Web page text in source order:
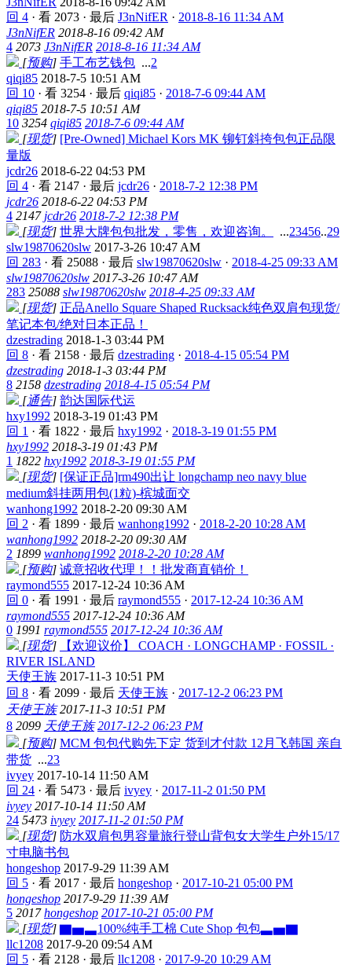
回 4 · 看 2073 · 最后 J3nNifER · 2018-8-16 11:34 AM
J3nNifER 2018-8-16 09:42 AM
4 2073 J3nNifER 2018-8-16 11:34 AM
[预购] 手工布艺钱包 ...2
qiqi85 2018-7-5 10:51 AM
回 10 · 看 3254 · 最后 qiqi85 · 2018-7-6 09:44 AM
qiqi85 2018-7-5 10:51 AM
10 3254 qiqi85 2018-7-6 09:44 AM
[现货] [Pre-Owned] Michael Kors MK 铆钉斜挎包包正品限
量版
jcdr26 2018-6-22 04:53 PM
回 4 · 看 2147 · 最后 jcdr26 · 2018-7-2 12:38 PM
jcdr26 2018-6-22 04:53 PM
4 2147 jcdr26 2018-7-2 12:38 PM
[现货] 世界大牌包包批发，零售，欢迎咨询。 ...23456..29
slw19870620slw 2017-3-26 10:47 AM
回 283 · 看 25088 · 最后 slw19870620slw · 2018-4-25 09:33 AM
slw19870620slw 2017-3-26 10:47 AM
283 25088 slw19870620slw 2018-4-25 09:33 AM
[现货] 正品Anello Square Shaped Rucksack纯色双肩包现货/
笔记本包/绝对日本正品！
dzestrading 2018-1-3 03:44 PM
回 8 · 看 2158 · 最后 dzestrading · 2018-4-15 05:54 PM
dzestrading 2018-1-3 03:44 PM
8 2158 dzestrading 2018-4-15 05:54 PM
[通告] 韵达国际代运
hxy1992 2018-3-19 01:43 PM
回 1 · 看 1822 · 最后 hxy1992 · 2018-3-19 01:55 PM
hxy1992 2018-3-19 01:43 PM
1 1822 hxy1992 2018-3-19 01:55 PM
[现货] [保证正品]rm490出让 longchamp neo navy blue
medium斜挂两用包(1粒)-槟城面交
wanhong1992 2018-2-20 09:30 AM
回 2 · 看 1899 · 最后 wanhong1992 · 2018-2-20 10:28 AM
wanhong1992 2018-2-20 09:30 AM
2 1899 wanhong1992 2018-2-20 10:28 AM
[预购] 诚意招收代理！！批发商直销价！
raymond555 2017-12-24 10:36 AM
回 0 · 看 1991 · 最后 raymond555 · 2017-12-24 10:36 AM
raymond555 2017-12-24 10:36 AM
0 1991 raymond555 2017-12-24 10:36 AM
[现货]
【欢迎议价】 COACH · LONGCHAMP · FOSSIL ·
RIVER ISLAND
天使王族 2017-11-3 10:51 PM
回 8 · 看 2099 · 最后 天使王族 · 2017-12-2 06:23 PM
天使王族 2017-11-3 10:51 PM
8 2099 天使王族 2017-12-2 06:23 PM
[预购] MCM 包包代购先下定 货到才付款 12月飞韩国 亲自
带货 ...23
ivyey 2017-10-14 11:50 AM
回 24 · 看 5473 · 最后 ivyey · 2017-11-2 01:50 PM
ivyey 2017-10-14 11:50 AM
24 5473 ivyey 2017-11-2 01:50 PM
[现货] 防水双肩包男容量旅行登山背包女大学生户外15/17
寸电脑书包
hongeshop 2017-9-29 11:39 AM
回 5 · 看 2017 · 最后 hongeshop · 2017-10-21 05:00 PM
hongeshop 2017-9-29 11:39 AM
5 2017 hongeshop 2017-10-21 05:00 PM
[现货] ▇▅▃100%纯手工棉 Cute Shop 包包▃▅▇
llc1208 2017-9-20 09:54 AM
回 5 · 看 2128 · 最后 llc1208 · 2017-9-20 10:29 AM